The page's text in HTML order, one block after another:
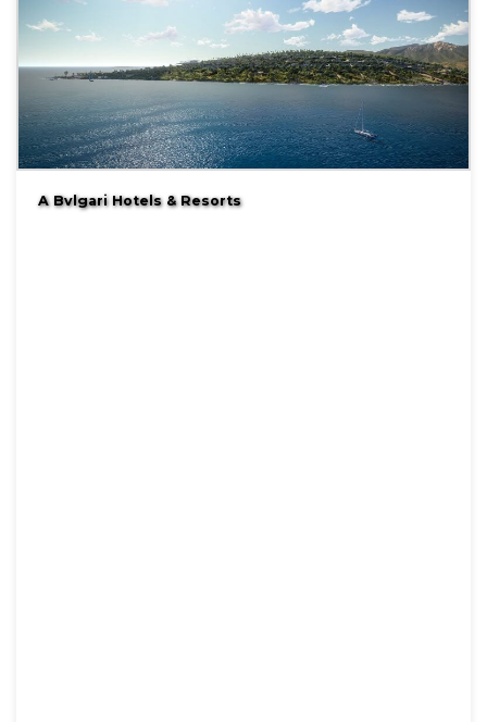
A Bvlgari Hotels & Resorts